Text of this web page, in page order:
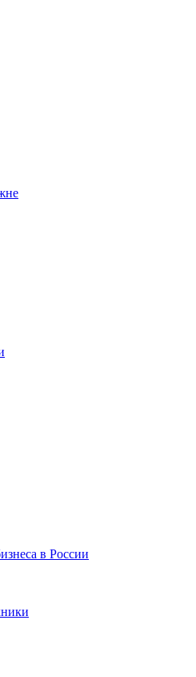
в России